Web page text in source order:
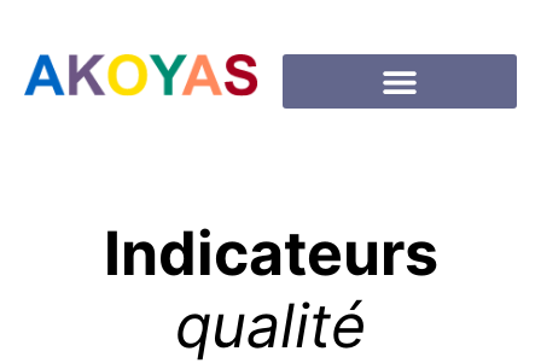
Indicateurs
qualité